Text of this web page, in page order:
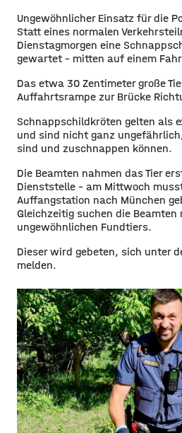
Ungewöhnlicher Einsatz für die
Statt eines normalen
Dienstagmorgen eine
gewartet – mitten auf einem
Das etwa 30 Zentimeter große
Auffahrtsrampe zur Brücke
Schnappschildkröten gelten als
und sind nicht ganz
sind und zuschnappen können.
Die Beamten nahmen das Tier
Dienststelle – am Mittwoch
Auffangstation nach München
Gleichzeitig suchen die Beamten
ungewöhnlichen Fundtiers.
Dieser wird gebeten, sich unter
melden.